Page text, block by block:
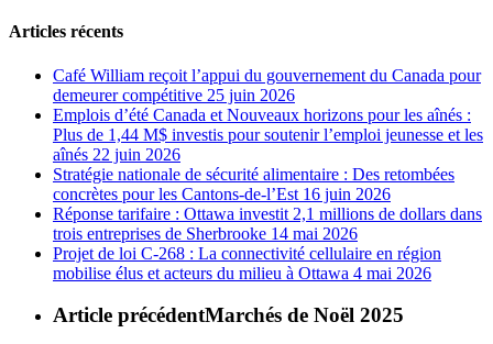
Articles récents
Café William reçoit l’appui du gouvernement du Canada pour
demeurer compétitive 25 juin 2026
Emplois d’été Canada et Nouveaux horizons pour les aînés :
Plus de 1,44 M$ investis pour soutenir l’emploi jeunesse et les
aînés 22 juin 2026
Stratégie nationale de sécurité alimentaire : Des retombées
concrètes pour les Cantons-de-l’Est 16 juin 2026
Réponse tarifaire : Ottawa investit 2,1 millions de dollars dans
trois entreprises de Sherbrooke 14 mai 2026
Projet de loi C-268 : La connectivité cellulaire en région
mobilise élus et acteurs du milieu à Ottawa 4 mai 2026
Article précédentMarchés de Noël 2025